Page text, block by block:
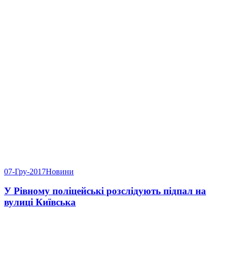
07-Гру-2017Новини
У Рівному поліцейські розслідують підпал на
вулиці Київська